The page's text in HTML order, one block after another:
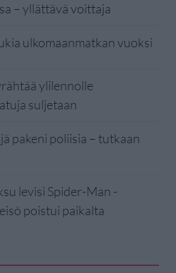
– yllättävä voittaja
ulkomaanmatkan vuoksi
ylilennolle
suljetaan
pakeni poliisia – tutkaan
levisi Spider-Man -
poistui paikalta